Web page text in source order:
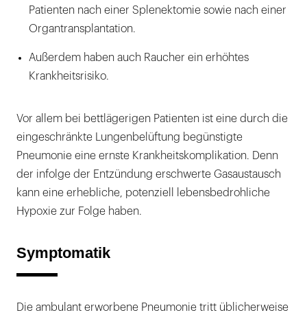
Patienten nach einer Splenektomie sowie nach einer
Organtransplantation.
Außerdem haben auch Raucher ein erhöhtes
Krankheitsrisiko.
Vor allem bei bettlägerigen Patienten ist eine durch die
eingeschränkte Lungenbelüftung begünstigte
Pneumonie eine ernste Krankheitskomplikation. Denn
der infolge der Entzündung erschwerte Gasaustausch
kann eine erhebliche, potenziell lebensbedrohliche
Hypoxie zur Folge haben.
Symptomatik
Die ambulant erworbene Pneumonie tritt üblicherweise